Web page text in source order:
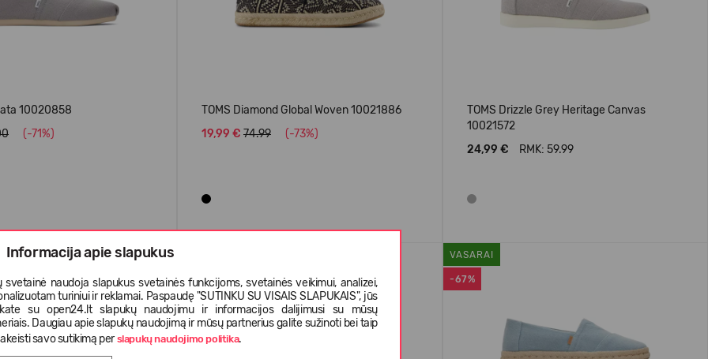
Informacija apie slapukus
svetainė naudoja slapukus svetainės funkcijoms, svetainės veikimui, analizei,
turiniui ir reklamai. Paspaudę "SUTINKU SU VISAIS SLAPUKAIS", jūs
su open24.lt slapukų naudojimu ir informacijos dalijimusi su mūsų
Daugiau apie slapukų naudojimą ir mūsų partnerius galite sužinoti bei taip
savo sutikimą per slapukų naudojimo politika.
10020858
(-71%)
TOMS Diamond Global Woven 10021886
19,99 € 74.99 (-73%)
TOMS Drizzle Grey Heritage Canvas
10021572
24,99 €
RMK: 59.99
-73% -67%
VASARAI